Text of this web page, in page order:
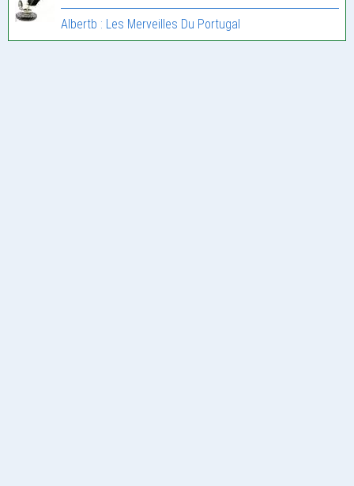
Albertb : Les Merveilles Du Portugal